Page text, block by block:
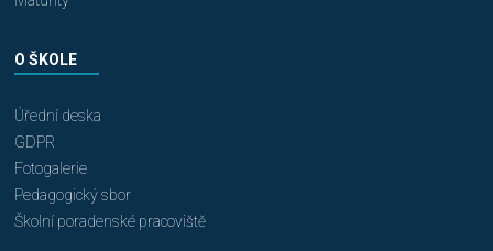
O ŠKOLE
Úřední deska
GDPR
Fotogalerie
Pedagogický sbor
Školní poradenské pracoviště